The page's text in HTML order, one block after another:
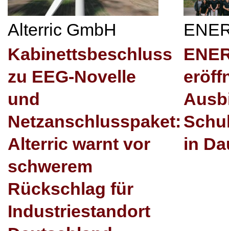
Alterric GmbH
Kabinettsbeschluss
zu EEG-Novelle
und
Netzanschlusspaket:
Alterric warnt vor
schwerem
Rückschlag für
Industriestandort
in